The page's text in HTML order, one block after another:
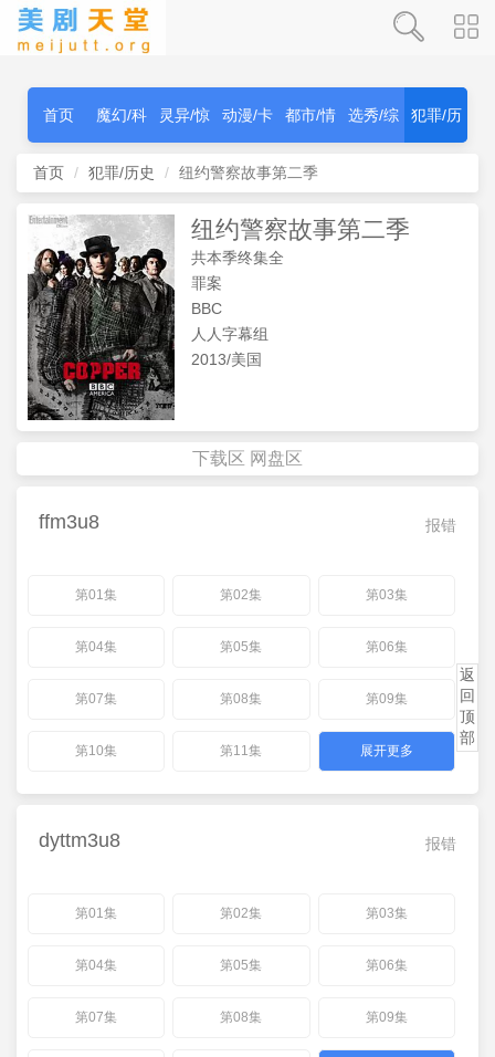
首页 魔幻/科
幻
灵异/惊
秫
动漫/卡
通
都市/情
感
选秀/综 犯罪/历
首页 犯罪/历史 纽约警察故事第二季
纽约警察故事第二季
共本季终集全
罪案
BBC
人人字幕组
2013/美国
下载区 网盘区
报错
ffm3u8
第01集 第02集 第03集
第04集 第05集 第06集
第07集 第08集 第09集
第10集 第11集 展开更多
报错
dyttm3u8
第01集 第02集 第03集
第04集 第05集 第06集
第07集 第08集 第09集
返
回
顶
部